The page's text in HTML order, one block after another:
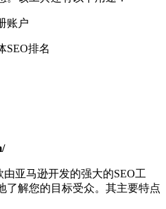
账户
SEO排名
亚马逊开发的强大的SEO工
了解您的目标受众。其主要特点